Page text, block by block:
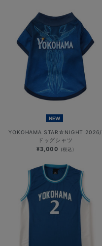
NEW
YOKOHAMA STAR☆NIGHT 2026/
ドッグシャツ
¥3,000 (税込)